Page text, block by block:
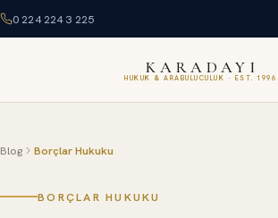
0 224 224 3 225
KARADAYI
HUKUK & ARABULUCULUK · EST. 1996
Blog Borçlar Hukuku
BORÇLAR HUKUKU